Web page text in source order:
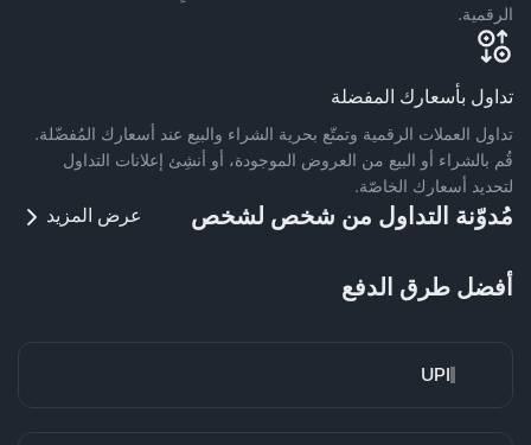
الرقمية.
تداول بأسعارك المفضلة
تداول العملات الرقمية وتمتّع بحرية الشراء والبيع عند أسعارك المُفضّلة.
قُم بالشراء أو البيع من العروض الموجودة، أو أنشِئ إعلانات التداول
لتحديد أسعارك الخاصّة.
مُدوّنة التداول من شخص لشخص عرض المزيد
أفضل طرق الدفع
UPI